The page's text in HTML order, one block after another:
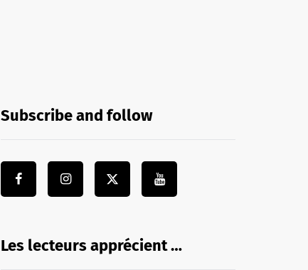
Subscribe and follow
Les lecteurs apprécient …